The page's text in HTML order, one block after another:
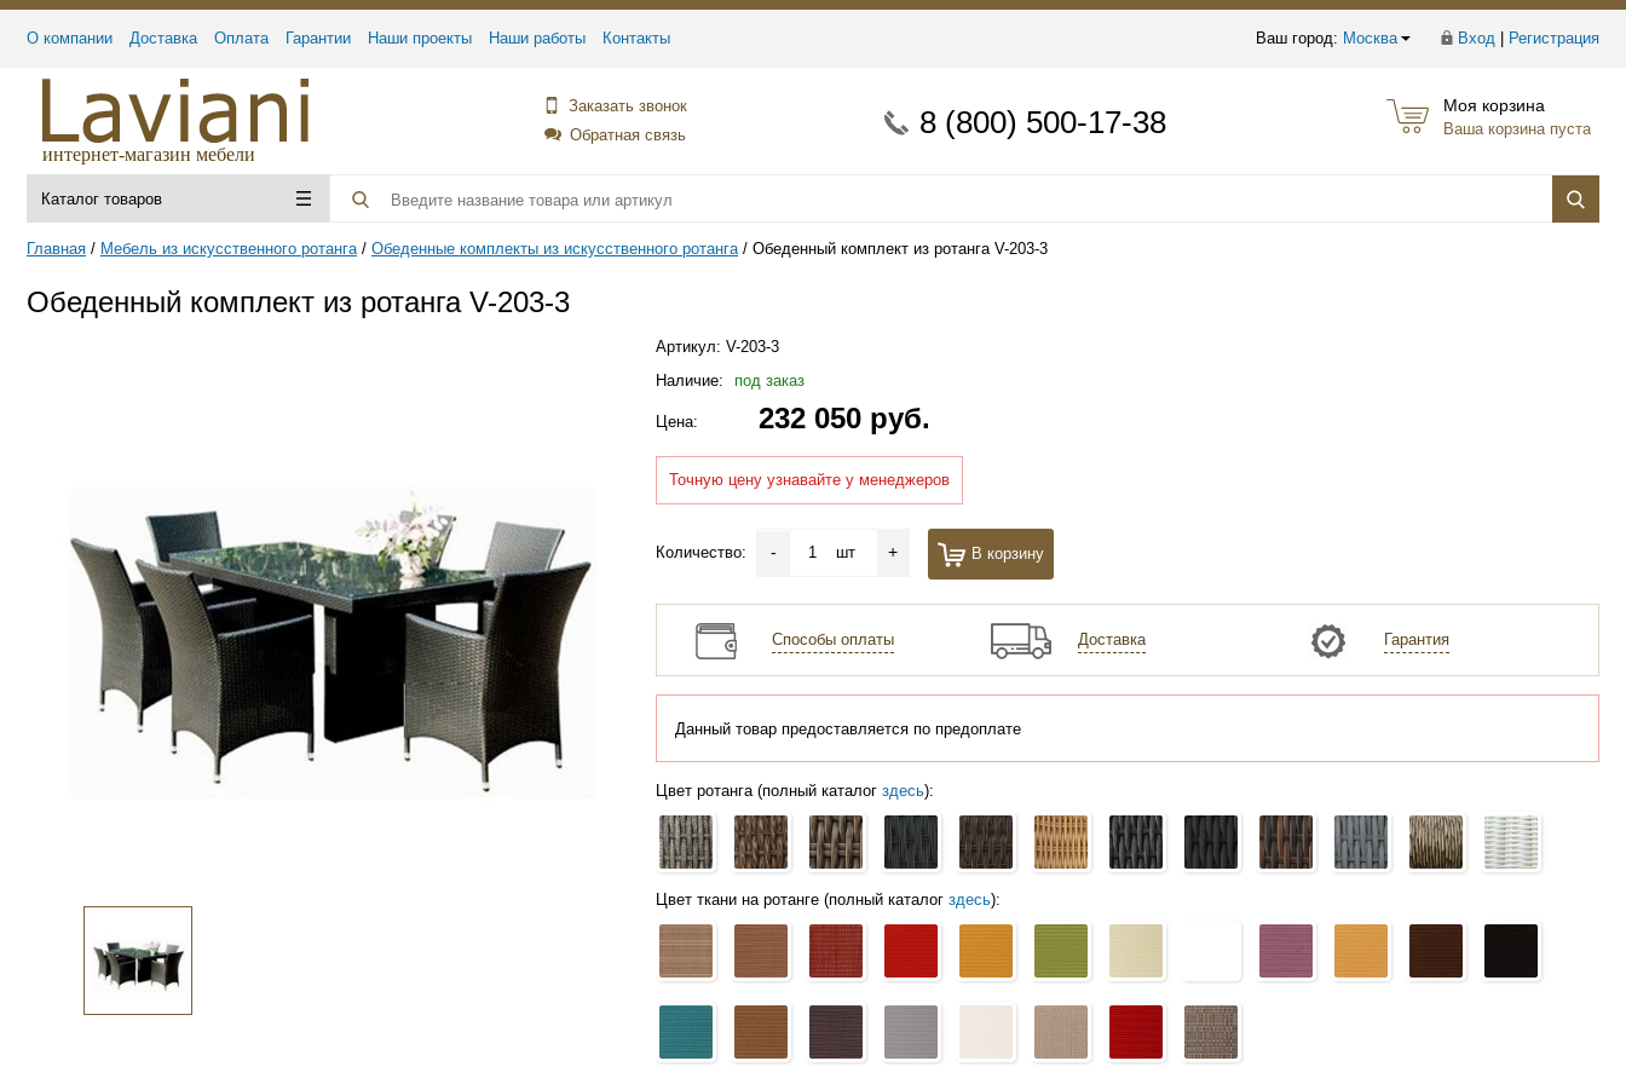
Ваш город: Москва Вход Регистрация
О компании Доставка Оплата Гарантии Наши проекты Наши работы Контакты
интернет-магазин мебели
Заказать звонок
Обратная связь
8 (800) 500-17-38 Моя корзина
Ваша корзина пуста
Каталог товаров
Главная Мебель из искусственного ротанга Обеденные комплекты из искусственного ротанга Обеденный комплект из ротанга V-203-3
Обеденный комплект из ротанга V-203-3
Артикул: V-203-3
Наличие:
под заказ
Цена: 232 050 руб.
Точную цену узнавайте у менеджеров
Количество: - шт + В корзину
Способы оплаты Доставка Гарантия
Данный товар предоставляется по предоплате
Цвет ротанга (полный каталог здесь):
Цвет ткани на ротанге (полный каталог здесь):